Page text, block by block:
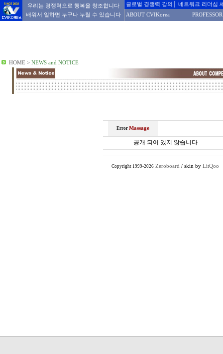
우리는 경쟁력으로 행복을 창조합니다
배워서 일하면 누구나 누릴 수 있습니다
글로벌 경쟁력 강의│ 네트워크 리더십
ABOUT CVIKorea
HOME > NEWS and NOTICE
Error Massage
공개 되어 있지 않습니다
Copyright 1999-2026 Zeroboard / skin by LitQoo